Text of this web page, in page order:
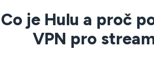
Co je Hulu a proč
VPN pro